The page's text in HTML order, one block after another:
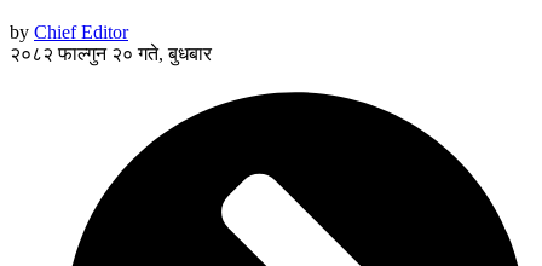
by Chief Editor
२०८२ फाल्गुन २० गते, बुधबार